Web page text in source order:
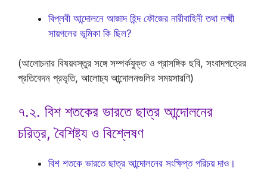
বিপ্লবী আন্দোলনে আজাদ হিন্দ ফৌজের নারীবাহিনী তথা লক্ষ্মী
সায়গলের ভূমিকা কি ছিল?
(আলোচনার বিষয়বস্তুর সঙ্গে সম্পর্কযুক্ত ও প্রাসঙ্গিক ছবি, সংবাদপত্রের
প্রতিবেদন প্রভৃতি, আলোচ্য আন্দোলনগুলির সময়সারণি)
৭.২. বিশ শতকের ভারতে ছাত্র আন্দোলনের
চরিত্র, বৈশিষ্ট্য ও বিশ্লেষণ
বিশ শতকে ভারতে ছাত্র আন্দোলনের সংক্ষিপ্ত পরিচয় দাও।